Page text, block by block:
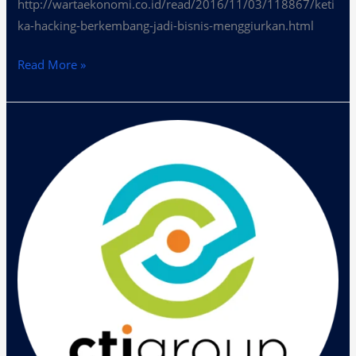
http://wartaekonomi.co.id/read/2016/11/03/118867/keti
ka-hacking-berkembang-jadi-bisnis-menggiurkan.html
Read More »
Mengancam,
Solusi
dari
Virtus